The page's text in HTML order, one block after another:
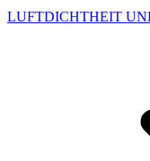
LUFTDICHTHEIT